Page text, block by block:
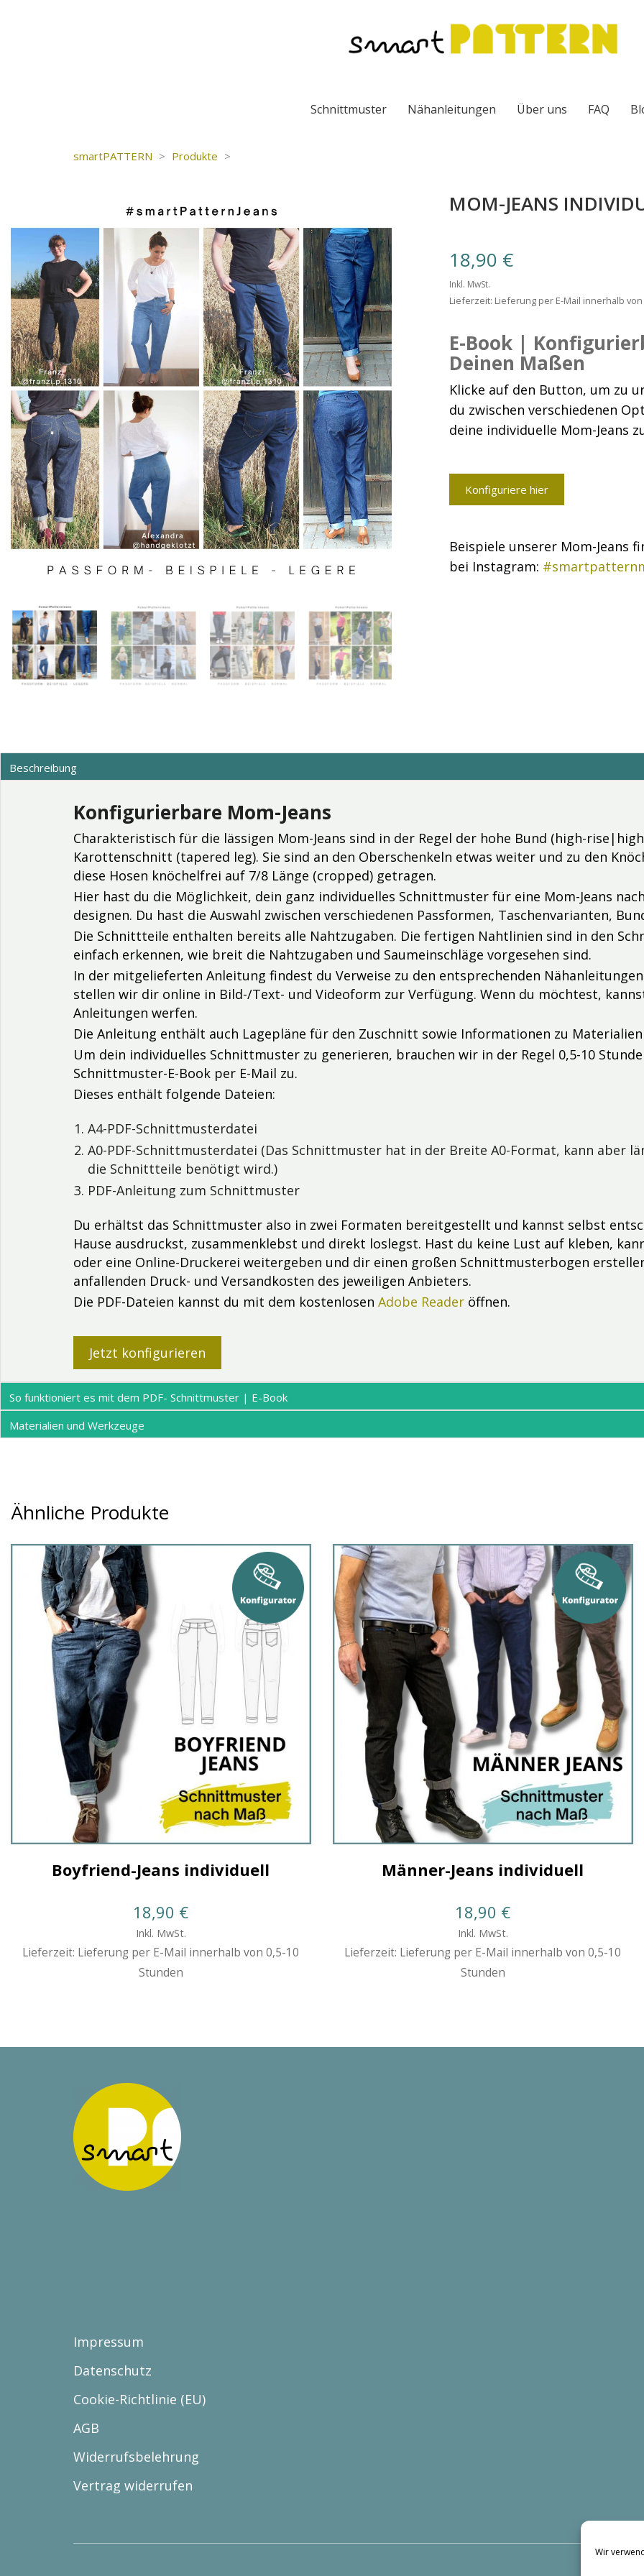
Wir
Schnittmuster Nähanleitungen Über uns FAQ
smartPATTERN > Produkte >
MOM-JEANS
18,90 €
Inkl. MwSt.
Lieferzeit: Lieferung per E-Mail innerhalb
E-Book |
Deinen Maßen
Klicke auf den Button, um zu
du zwischen verschiedenen
deine individuelle Mom-Jeans
Konfiguriere hier
Beispiele unserer Mom-Jeans
bei Instagram:
Beschreibung
Konfigurierbare Mom-Jeans
Charakteristisch für die lässigen Mom-Jeans sind in der Regel der hohe Bund (high-
Karottenschnitt (tapered leg). Sie sind an den Oberschenkeln etwas weiter und zu den
diese Hosen knöchelfrei auf 7/8 Länge (cropped) getragen.
Hier hast du die Möglichkeit, dein ganz individuelles Schnittmuster für eine Mom-Jeans
designen. Du hast die Auswahl zwischen verschiedenen Passformen, Taschenvarianten,
Die Schnittteile enthalten bereits alle Nahtzugaben. Die fertigen Nahtlinien sind in den
einfach erkennen, wie breit die Nahtzugaben und Saumeinschläge vorgesehen sind.
In der mitgelieferten Anleitung findest du Verweise zu den entsprechenden
stellen wir dir online in Bild-/Text- und Videoform zur Verfügung. Wenn du möchtest,
Anleitungen werfen.
Die Anleitung enthält auch Lagepläne für den Zuschnitt sowie Informationen zu
Um dein individuelles Schnittmuster zu generieren, brauchen wir in der Regel 0,5-10
Schnittmuster-E-Book per E-Mail zu.
Dieses enthält folgende Dateien:
A4-PDF-Schnittmusterdatei
A0-PDF-Schnittmusterdatei (Das Schnittmuster hat in der Breite A0-Format, kann aber
die Schnittteile benötigt wird.)
PDF-Anleitung zum Schnittmuster
Du erhältst das Schnittmuster also in zwei Formaten bereitgestellt und kannst selbst
Hause ausdruckst, zusammenklebst und direkt loslegst. Hast du keine Lust auf kleben,
oder eine Online-Druckerei weitergeben und dir einen großen Schnittmusterbogen
anfallenden Druck- und Versandkosten des jeweiligen Anbieters.
Die PDF-Dateien kannst du mit dem kostenlosen Adobe Reader öffnen.
Jetzt konfigurieren
So funktioniert es mit dem PDF- Schnittmuster | E-Book
Materialien und Werkzeuge
Ähnliche Produkte
Boyfriend-Jeans individuell
18,90 €
Inkl. MwSt.
Lieferzeit: Lieferung per E-Mail innerhalb von 0,5-10
Stunden
Männer-Jeans individuell
18,90 €
Inkl. MwSt.
Lieferzeit: Lieferung per E-Mail innerhalb von 0,5-10
Stunden
Impressum
Datenschutz
Cookie-Richtlinie (EU)
AGB
Widerrufsbelehrung
Vertrag widerrufen